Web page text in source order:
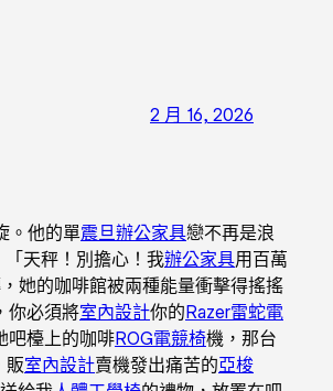
2 月 16, 2026
。他的單震旦辦公家具戀不再是浪
「天秤！別擔心！我辦公家具用百萬
她的咖啡館被兩種能量衝擊得搖搖
你必須將室內設計你的Razer雷蛇電
吧檯上的咖啡ROG電競椅機，那台
販室內設計賣機發出痛苦的亞梭